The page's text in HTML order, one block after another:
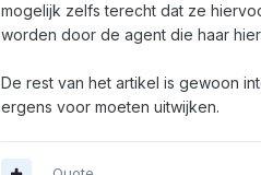
mogelijk zelfs terecht dat ze
worden door de agent die haar
De rest van het artikel is gewoon
ergens voor moeten uitwijken.